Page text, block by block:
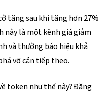
tăng sau khi tăng hơn 27%
này là một kênh giá giảm
và thường báo hiệu khả
vỡ cản tiếp theo.
token như thế này? Đăng